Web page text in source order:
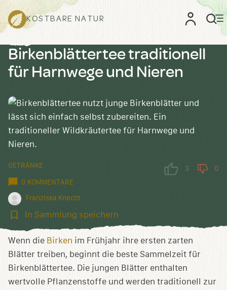
KOSTBARE NATUR
Birkenblättertee traditionell
für Harnwege und Nieren
GETRÄNKE
0 KOMMENTARE
Franziska Knecht
3 0
In
speichern
In Sammlung speichern
Wenn die Birken im Frühjahr ihre ersten zarten
Blätter treiben, beginnt die beste Sammelzeit für
Birkenblättertee. Die jungen Blätter enthalten
wertvolle Pflanzenstoffe und werden traditionell zur